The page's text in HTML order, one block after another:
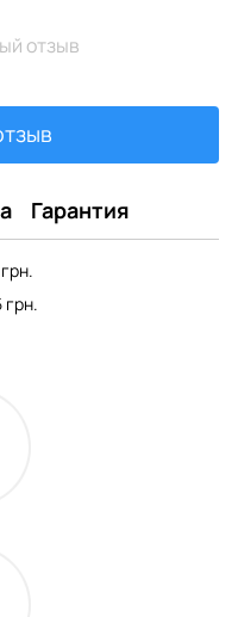
отзыв
Гарантия
грн.